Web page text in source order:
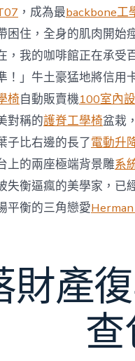
，成為最backbone工
困住，全身的肌肉開始
，我的咖啡館正在承受
！」牛土豪猛地將信用
椅自動販賣機100室內
對稱的護脊工學椅盆栽
子比右邊的長了電動升
上的兩座極端背景雕系
失衡逼瘋的美學家，已
平衡的三角戀愛
財產